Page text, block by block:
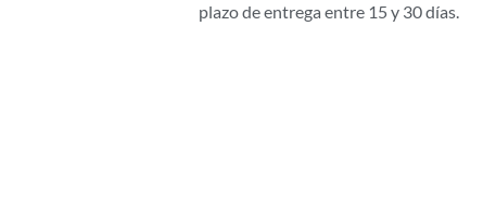
plazo de entrega entre 15 y 30 días.